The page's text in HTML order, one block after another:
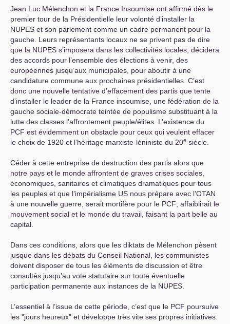
Jean Luc Mélenchon et la France Insoumise ont affirmé dès le
premier tour de la Présidentielle leur volonté d’installer la
NUPES et son parlement comme un cadre permanent pour la
gauche. Leurs représentants locaux ne se privent pas de dire
que la NUPES s’imposera dans les collectivités locales, décidera
des accords pour l’ensemble des élections à venir, des
européennes jusqu’aux municipales, pour aboutir à une
candidature commune aux prochaines présidentielles. C’est
donc une nouvelle tentative d’effacement des partis que tente
d’installer le leader de la France insoumise, une fédération de la
gauche sociale-démocrate teintée de populisme substituant à la
lutte des classes l’affrontement peuple/élites. L’existence du
PCF est évidemment un obstacle pour ceux qui veulent effacer
le choix de 1920 et l’héritage marxiste-léniniste du 20e siècle.
Céder à cette entreprise de destruction des partis alors que
notre pays et le monde affrontent de graves crises sociales,
économiques, sanitaires et climatiques dramatiques pour tous
les peuples et que l’impérialisme US nous prépare avec l’OTAN
à une nouvelle guerre, serait mortifère pour le PCF , affaiblirait le
mouvement social et le monde du travail, faisant la part belle au
capital.
Dans ces conditions, alors que les diktats de Mélenchon pèsent
jusque dans les débats du Conseil National, les communistes
doivent disposer de tous les éléments de discussion et être
consultés jusqu’au vote statutaire sur toute éventuelle
participation permanente aux instances de la NUPES
L’essentiel à l’issue de cette période, c’est que le PCF poursuive
les "jours heureux" et développe très vite ses propres initiatives.